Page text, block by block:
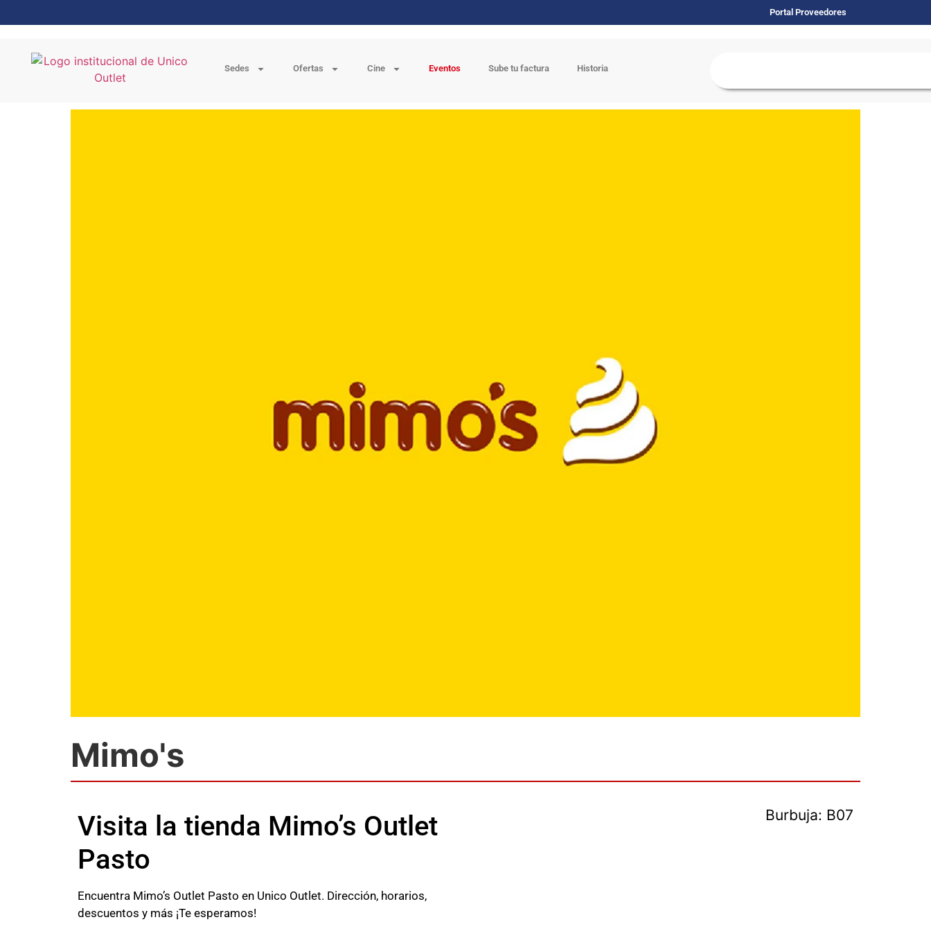
Portal Proveedores
Sedes Ofertas Cine Eventos Sube tu factura Historia
Mimo's
Visita la tienda Mimo’s Outlet
Pasto
Encuentra Mimo’s Outlet Pasto en Unico Outlet. Dirección, horarios,
descuentos y más ¡Te esperamos!
Burbuja: B07